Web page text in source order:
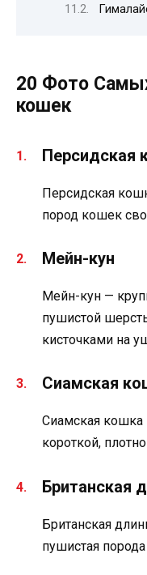
20 Фото
кошек
Персидская
Персидская
пород кошек
Мейн-кун
Мейн-кун —
пушистой
кисточками на
Сиамская
Сиамская кошка
короткой,
Британская
Британская
пушистая